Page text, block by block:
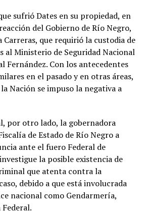
sufrió Dates en su propiedad, en
del Gobierno de Río Negro,
que requirió la custodia de
al Ministerio de Seguridad Nacional
Fernández. Con los antecedentes
en el pasado y en otras áreas,
Nación se impuso la negativa a
por otro lado, la gobernadora
de Estado de Río Negro a
ante el fuero Federal de
la posible existencia de
que atenta contra la
debido a que está involucrada
nacional como Gendarmería,